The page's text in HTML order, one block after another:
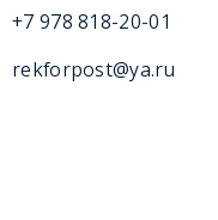
+7 978 818-20-01
rekforpost@ya.ru